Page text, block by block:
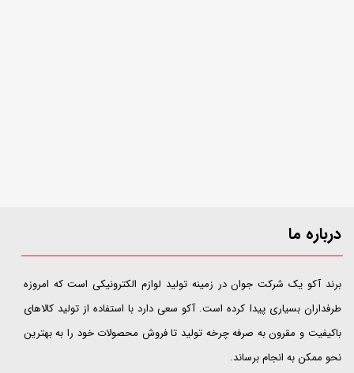
درباره ما
​​​​​​​برند آکو یک شرکت جوان در زمینه تولید لوازم الکترونیکی است که امروزه
طرفداران بسیاری پیدا کرده است. آکو سعی دارد با استفاده از تولید کالاهای
باکیفیت و مقرون به صرفه چرخه تولید تا فروش محصولات خود را به بهترین
نحو ممکن به انجام برساند.